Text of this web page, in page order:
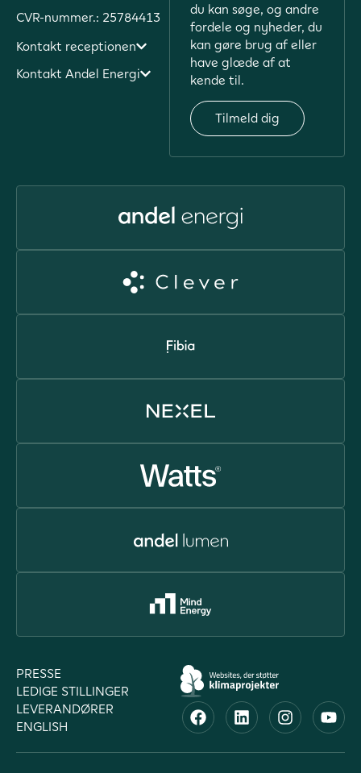
CVR-nummer.: 25784413
Kontakt receptionen
Kontakt Andel Energi
du kan søge, og andre
fordele og nyheder, du
kan gøre brug af eller
have glæde af at
kende til.
Tilmeld dig
PRESSE
LEDIGE STILLINGER
LEVERANDØRER
ENGLISH